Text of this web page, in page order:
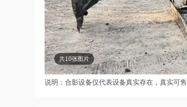
共10张图片
说明：合影设备仅代表设备真实存在，真实可售